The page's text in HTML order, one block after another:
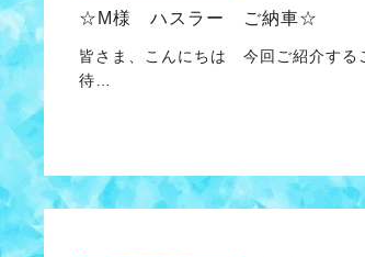
☆M様 ハスラー ご納車☆
皆さま、こんにちは 今回ご紹介す
待…